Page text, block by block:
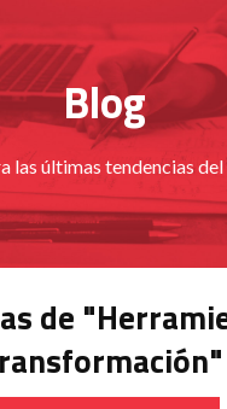
Blog
las últimas tendencias
de